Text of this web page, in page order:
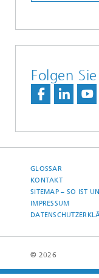
Folgen
GLOSSAR
KONTAKT
SITEMAP – SO IST
IMPRESSUM
© 2026